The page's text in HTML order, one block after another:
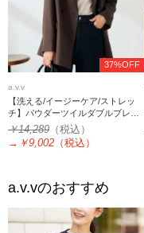
37%OFF
a.v.v
【洗える/イージーケア/ストレッ
チ】パウダーツイルダブルブレス
トジャケット
￥14,289 （税込）
→ ￥9,002 （税込）
a.v.vのおすすめ